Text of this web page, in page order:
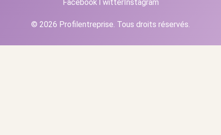
FacebookTwitterInstagram
© 2026 Profilentreprise. Tous droits réservés.